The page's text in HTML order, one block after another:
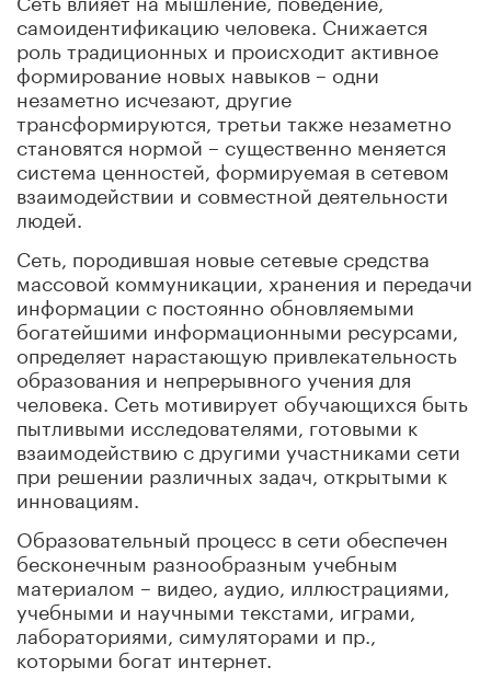
самоидентификацию человека. Снижается
роль традиционных и происходит активное
формирование новых навыков – одни
незаметно исчезают, другие
трансформируются, третьи также незаметно
становятся нормой – существенно меняется
система ценностей, формируемая в сетевом
взаимодействии и совместной деятельности
людей.
Сеть, породившая новые сетевые средства
массовой коммуникации, хранения и передачи
информации с постоянно обновляемыми
богатейшими информационными ресурсами,
определяет нарастающую привлекательность
образования и непрерывного учения для
человека. Сеть мотивирует обучающихся быть
пытливыми исследователями, готовыми к
взаимодействию с другими участниками сети
при решении различных задач, открытыми к
инновациям.
Образовательный процесс в сети обеспечен
бесконечным разнообразным учебным
материалом – видео, аудио, иллюстрациями,
учебными и научными текстами, играми,
лабораториями, симуляторами и пр.,
которыми богат интернет.